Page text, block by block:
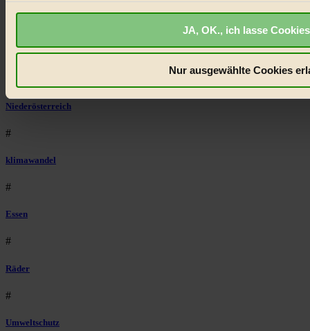
JA, OK., ich lasse
Nur ausgewählte Cookies
Illustration
Niederösterreich
#
klimawandel
#
Essen
#
Räder
#
Umweltschutz